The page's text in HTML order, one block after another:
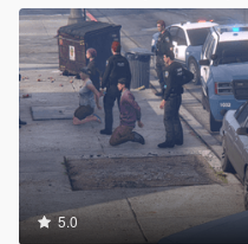
5.0